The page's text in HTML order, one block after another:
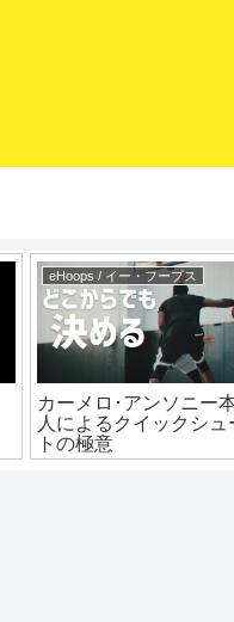
eHoops / イー・フープス
カーメロ･アンソニー
人によるクイックシュ
トの極意